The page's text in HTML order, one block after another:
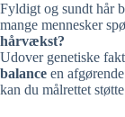
Fyldigt og sundt hår
mange mennesker
hårvækst?
Udover genetiske
balance en
kan du målrettet